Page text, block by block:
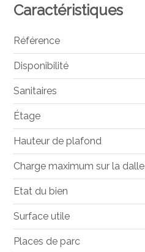
Caractéristiques
Référence
Disponibilité
Sanitaires
Étage
Hauteur de plafond
Charge maximum sur la dalle
Etat du bien
Surface utile
Places de parc